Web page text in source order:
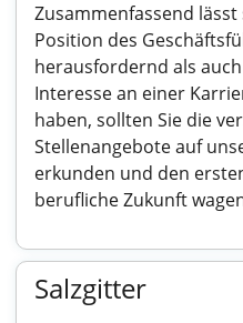
Zusammenfassend lässt
Position des
herausfordernd als
Interesse an einer
haben, sollten Sie die
Stellenangebote auf
erkunden und den
berufliche Zukunft
Salzgitter